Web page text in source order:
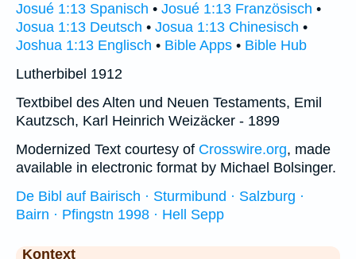
Josué 1:13 Spanisch • Josué 1:13 Französisch •
Josua 1:13 Deutsch • Josua 1:13 Chinesisch •
Joshua 1:13 Englisch • Bible Apps • Bible Hub
Lutherbibel 1912
Textbibel des Alten und Neuen Testaments, Emil
Kautzsch, Karl Heinrich Weizäcker - 1899
Modernized Text courtesy of Crosswire.org, made
available in electronic format by Michael Bolsinger.
De Bibl auf Bairisch · Sturmibund · Salzburg ·
Bairn · Pfingstn 1998 · Hell Sepp
Kontext